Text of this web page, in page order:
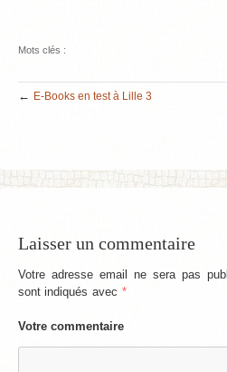
Mots clés :
← E-Books en test à Lille 3
Laisser un commentaire
Votre adresse email ne sera pas
sont indiqués avec *
Votre commentaire